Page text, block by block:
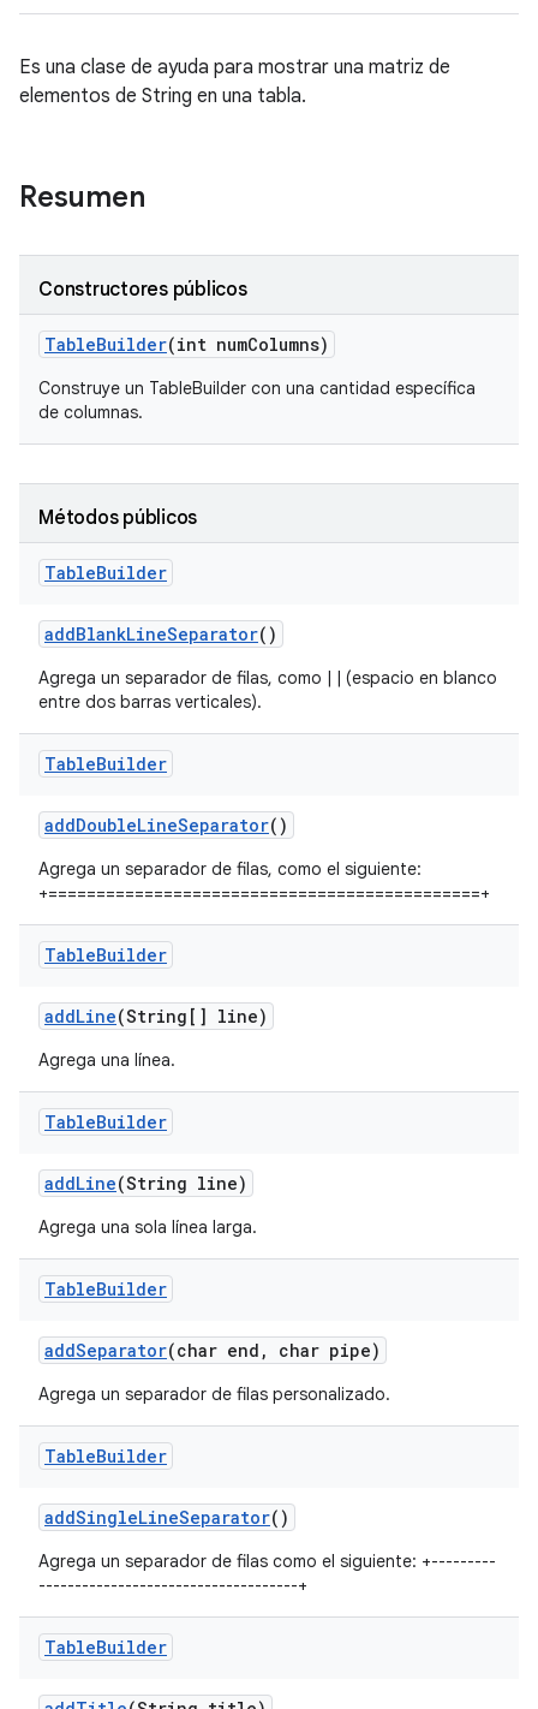
Es una clase de ayuda para mostrar una matriz de
elementos de String en una tabla.
Resumen
Constructores públicos
TableBuilder(int numColumns)
Construye un TableBuilder con una cantidad específica
de columnas.
Métodos públicos
TableBuilder
addBlankLineSeparator()
Agrega un separador de filas, como | | (espacio en blanco
entre dos barras verticales).
TableBuilder
addDoubleLineSeparator()
Agrega un separador de filas, como el siguiente:
+=============================================+
TableBuilder
addLine(String[] line)
Agrega una línea.
TableBuilder
addLine(String line)
Agrega una sola línea larga.
TableBuilder
addSeparator(char end , char pipe)
Agrega un separador de filas personalizado.
TableBuilder
addSingleLineSeparator()
Agrega un separador de filas como el siguiente: +---------
------------------------------------+
TableBuilder